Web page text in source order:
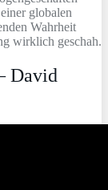
globalen
Wahrheit
wirklich geschah.
David